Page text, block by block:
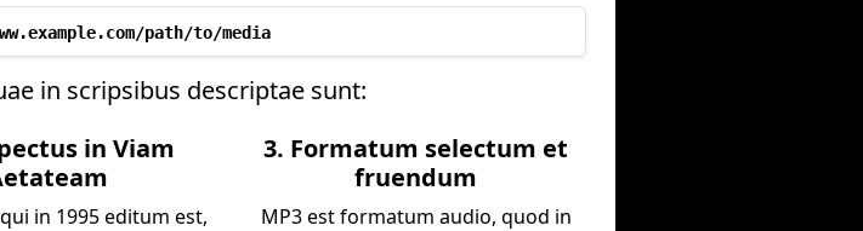
path/to/media
in scripsibus descriptae sunt:
in Viam
in 1995 editum est,
3. Formatum selectum et
fruendum
MP3 est formatum audio, quod in